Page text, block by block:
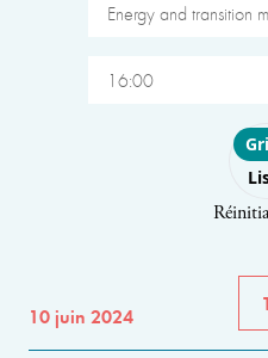
Energy and transition
16:00
10 juin 2024